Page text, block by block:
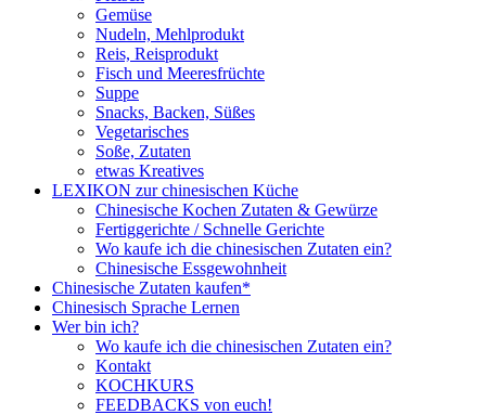
Gemüse
Nudeln, Mehlprodukt
Reis, Reisprodukt
Fisch und Meeresfrüchte
Suppe
Snacks, Backen, Süßes
Vegetarisches
Soße, Zutaten
etwas Kreatives
LEXIKON zur chinesischen Küche
Chinesische Kochen Zutaten & Gewürze
Fertiggerichte / Schnelle Gerichte
Wo kaufe ich die chinesischen Zutaten ein?
Chinesische Essgewohnheit
Chinesische Zutaten kaufen*
Chinesisch Sprache Lernen
Wer bin ich?
Wo kaufe ich die chinesischen Zutaten ein?
Kontakt
KOCHKURS
FEEDBACKS von euch!